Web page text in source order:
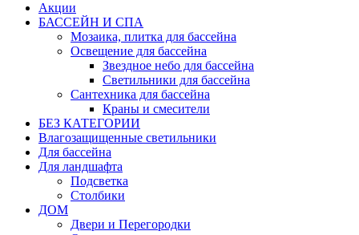
Акции
БАССЕЙН И СПА
Мозаика, плитка для бассейна
Освещение для бассейна
Звездное небо для бассейна
Светильники для бассейна
Сантехника для бассейна
Краны и смесители
БЕЗ КАТЕГОРИИ
Влагозащищенные светильники
Для бассейна
Для ландшафта
Подсветка
Столбики
ДОМ
Двери и Перегородки